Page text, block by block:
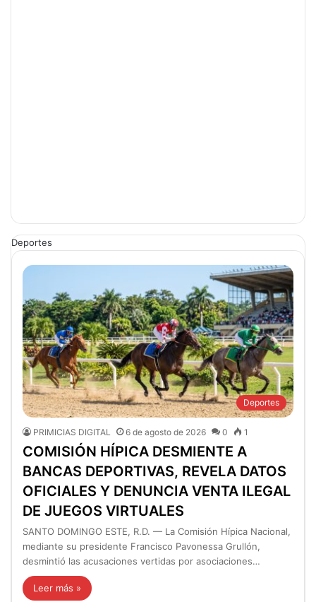
Deportes
Deportes
PRIMICIAS DIGITAL 6 de agosto de 2026 0 1
COMISIÓN HÍPICA DESMIENTE A
BANCAS DEPORTIVAS, REVELA DATOS
OFICIALES Y DENUNCIA VENTA ILEGAL
DE JUEGOS VIRTUALES
SANTO DOMINGO ESTE, R.D. — La Comisión Hípica Nacional,
mediante su presidente Francisco Pavonessa Grullón,
desmintió las acusaciones vertidas por asociaciones…
Leer más »